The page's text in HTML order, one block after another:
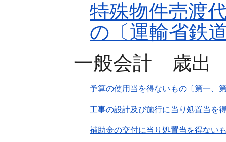
特殊物件売渡
の〔運輸省鉄
一般会計 歳出
予算の使用当を得ないもの〔第一、
工事の設計及び施行に当り処置当
補助金の交付に当り処置当を得ない